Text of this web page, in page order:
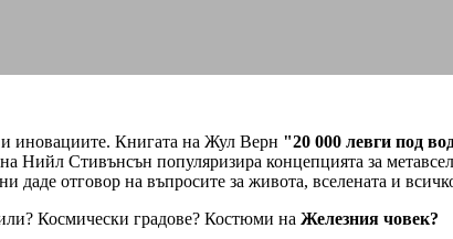
и иновациите. Книгата на Жул Верн "20 000 левги под
на Нийл Стивънсън популяризира концепцията за
даде отговор на въпросите за живота, вселената и
Космически градове? Костюми на Железния човек?